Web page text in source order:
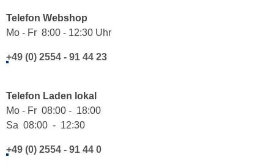
Telefon Webshop
Mo - Fr 8:00 - 12:30 Uhr
+49 (0) 2554 - 91 44 23
Telefon Laden lokal
Mo - Fr 08:00 - 18:00
Sa 08:00 - 12:30
+49 (0) 2554 - 91 44 0